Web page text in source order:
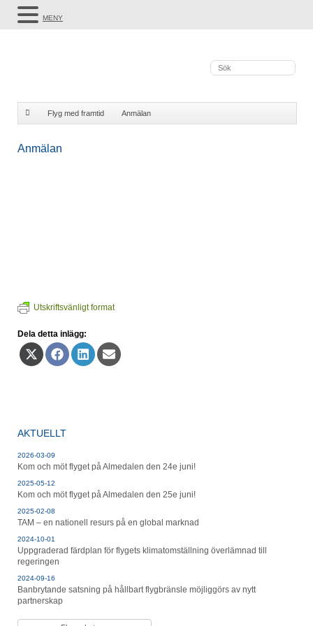
Flyg med framtid Anmälan
Anmälan
Utskriftsvänligt format
Dela detta inlägg:
Dela
på
Dela
på
Dela
på
Dela
på
AKTUELLT
2026-03-09
Kom och möt flyget på Almedalen den 24e juni!
2025-05-12
Kom och möt flyget på Almedalen den 25e juni!
2025-02-08
TAM – en nationell resurs på en global marknad
2024-10-01
Uppgraderad färdplan för flygets klimatomställning överlämnad till
regeringen
2024-09-16
Banbrytande satsning på hållbart flygbränsle möjliggörs av nytt
partnerskap
MENY